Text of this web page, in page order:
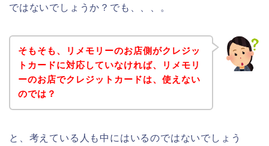
ではないでしょうか？でも、、、。
そもそも、リメモリーのお店側がクレジッ
トカードに対応していなければ、リメモリ
ーのお店でクレジットカードは、使えない
のでは？
と、考えている人も中にはいるのではないでしょう